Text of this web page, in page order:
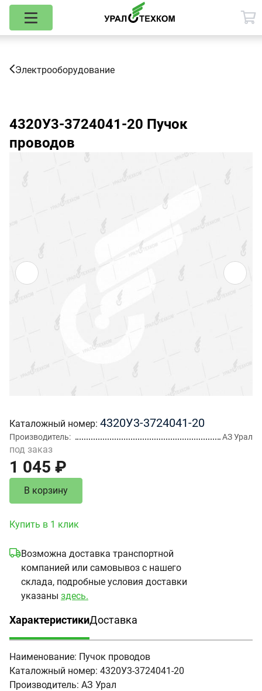
Электрооборудование
4320У3-3724041-20 Пучок
проводов
Каталожный номер 4320У3-3724041-20
Производитель АЗ Урал
под заказ
1 045 ₽
В корзину
Купить в 1 клик
Возможна доставка транспортной
компанией или самовывоз с нашего
склада, подробные условия доставки
указаны здесь.
Характеристики
(активная вкладка)
Доставка
Наименование: Пучок проводов
Каталожный номер: 4320У3-3724041-20
Производитель: АЗ Урал